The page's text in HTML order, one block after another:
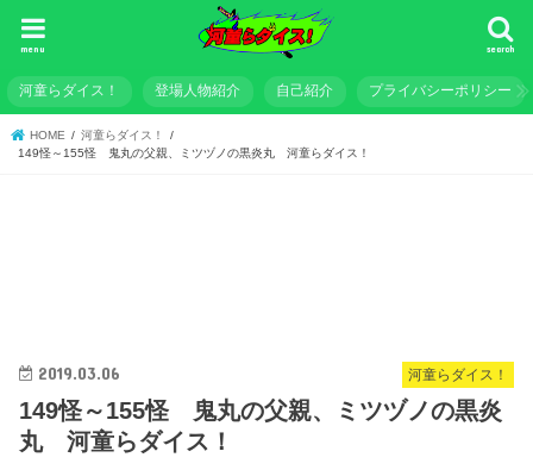
search
menu
河童らダイス！ 登場人物紹介 自己紹介 プライバシーポリシー
HOME
河童らダイス！
149怪～155怪 鬼丸の父親、ミツヅノの黒炎丸 河童らダイス！
河童らダイス！
2019.03.06
149怪～155怪 鬼丸の父親、ミツヅノの黒炎
丸 河童らダイス！